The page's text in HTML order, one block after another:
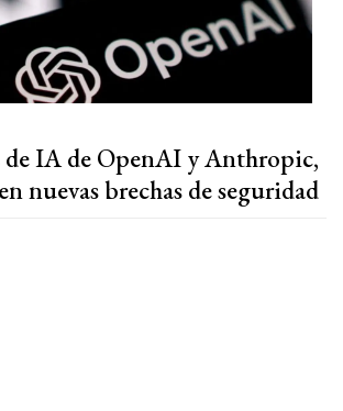
de IA de OpenAI y Anthropic,
nuevas brechas de seguridad